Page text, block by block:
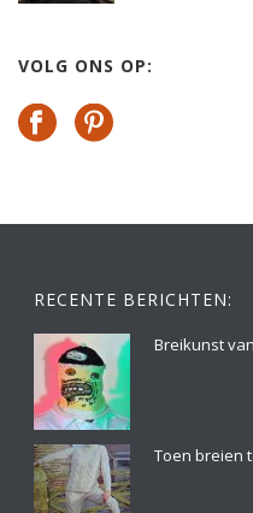
VOLG ONS OP:
RECENTE BERICHTEN:
Breikunst
Toen breien